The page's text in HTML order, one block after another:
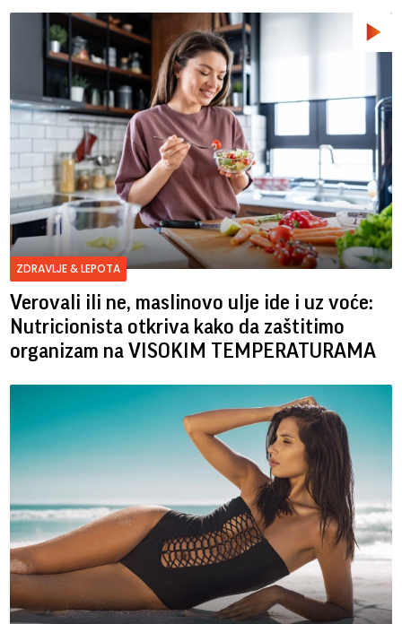
ZDRAVLJE & LEPOTA
Verovali ili ne, maslinovo ulje ide i uz voće:
Nutricionista otkriva kako da zaštitimo
organizam na VISOKIM TEMPERATURAMA